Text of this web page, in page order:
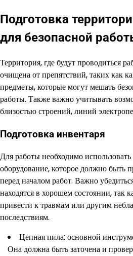
Подготовка
для безопасной
Территория, где будут проводиться
очищена от препятствий, таких как
предметы, которые могут мешать
работы. Также важно учитывать
близостью строений, линий
Подготовка инвентаря
Для работы необходимо
оборудование, которое должно быть
перед началом работ. Важно
находятся в хорошем состоянии, так
привести к травмам или другим
последствиям.
Цепная пила: основной
Она должна быть заточена и